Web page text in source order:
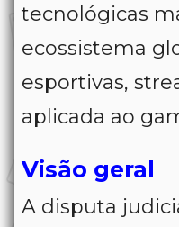
tecnológicas
ecossistema
esportivas,
aplicada ao
Visão geral
A disputa